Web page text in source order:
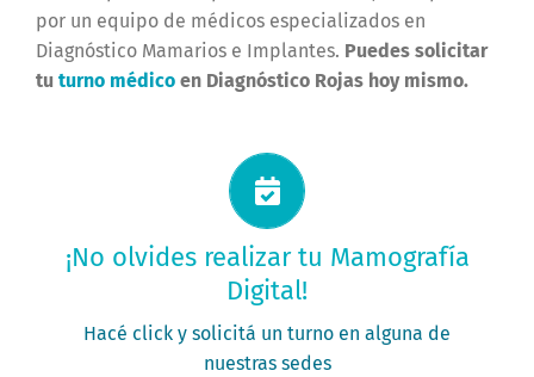
por un equipo de médicos especializados en
Diagnóstico Mamarios e Implantes. Puedes solicitar
tu turno médicoen Diagnóstico Rojas hoy mismo.
¡No olvides realizar tu Mamografía
Digital!
Hacé click y solicitá un turno en alguna de
nuestras sedes
Solicitá tu turno ahora
PEDÍ TU TURNO